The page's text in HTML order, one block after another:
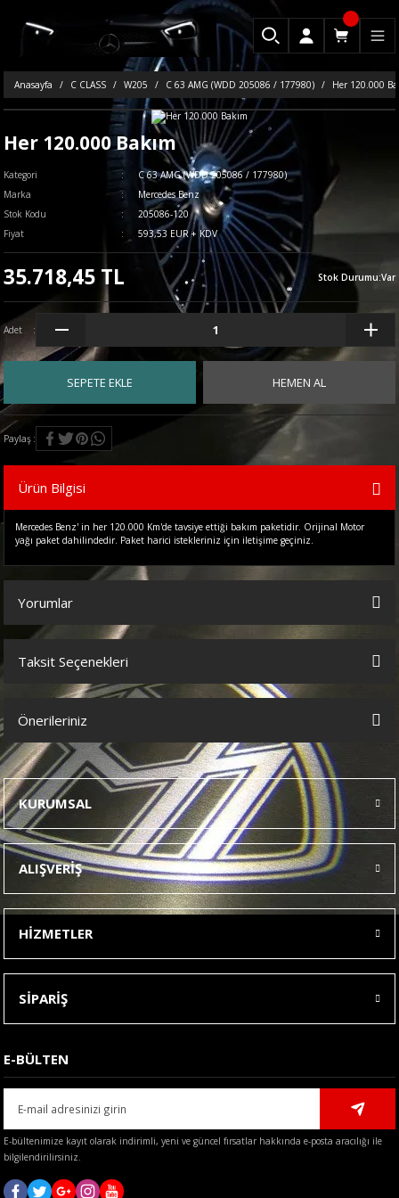
Anasayfa C CLASS W205 C 63 AMG (WDD 205086 / 177980) Her 120.000
Her 120.000 Bakım
Kategori
C 63 AMG (WDD 205086 / 177980)
Marka
Mercedes Benz
Stok Kodu
205086-120
Fiyat
593,53 EUR + KDV
35.718,45 TL Stok Durumu:Var
Adet
SEPETE EKLE HEMEN AL
Paylaş
Ürün Bilgisi
Mercedes Benz' in her 120.000 Km'de tavsiye ettiği bakım paketidir. Orijinal Motor
yağı paket dahilindedir. Paket harici istekleriniz için iletişime geçiniz.
Yorumlar
Bu ürüne ilk yorumu siz yapın!
Taksit Seçenekleri
Önerileriniz
Bu ürünün fiyat bilgisi, resim, ürün açıklamalarında ve diğer
konularda yetersiz gördüğünüz noktaları öneri formunu kullanarak
tarafımıza iletebilirsiniz.
Görüş ve önerileriniz için teşekkür ederiz.
Ürün resmi kalitesiz, bozuk veya görüntülenemiyor.
Ürün açıklamasında eksik bilgiler bulunuyor.
Ürün bilgilerinde hatalar bulunuyor.
Ürün fiyatı diğer sitelerden daha pahalı.
Bu ürüne benzer farklı alternatifler olmalı.
Gönder
KURUMSAL
ALIŞVERİŞ
HİZMETLER
SİPARİŞ
E-BÜLTEN
E-bültenimize kayıt olarak indirimli, yeni ve güncel fırsatlar hakkında e-posta aracılığı ile
bilgilendirilirsiniz.